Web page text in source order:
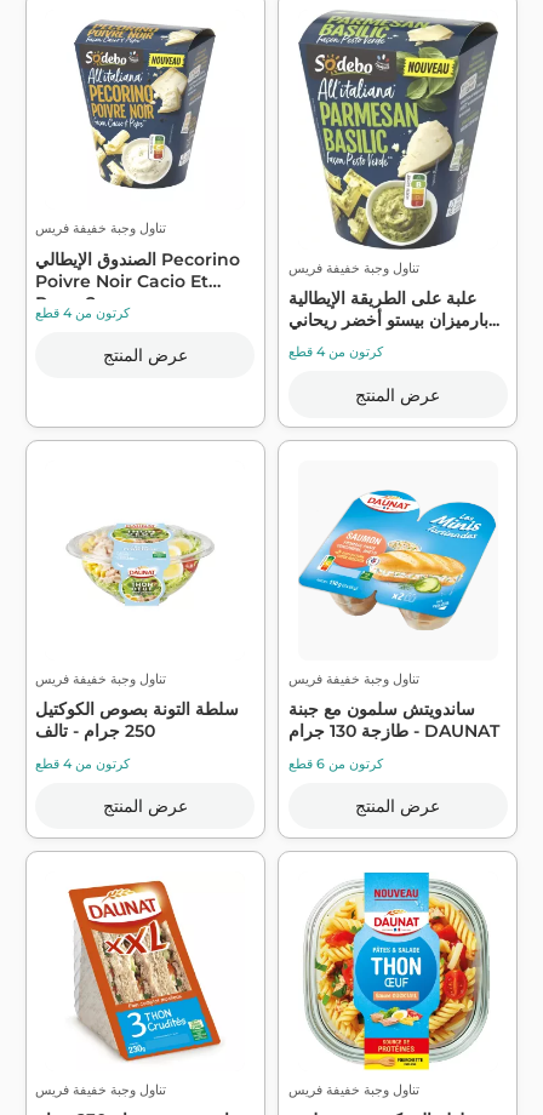
تناول وجبة خفيفة فريس
الصندوق الإيطالي Pecorino
Poivre Noir Cacio Et
Pepe 2...كرتون من 4 قطع
عرض المنتج
تناول وجبة خفيفة فريس
علبة على الطريقة الإيطالية
بارميزان بيستو أخضر ريحاني...
كرتون من 4 قطع
عرض المنتج
تناول وجبة خفيفة فريس
سلطة التونة بصوص الكوكتيل
250 جرام - تالف
كرتون من 4 قطع
عرض المنتج
تناول وجبة خفيفة فريس
ساندويتش سلمون مع جبنة
طازجة 130 جرام - DAUNAT
كرتون من 6 قطع
عرض المنتج
تناول وجبة خفيفة فريس تناول وجبة خفيفة فريس